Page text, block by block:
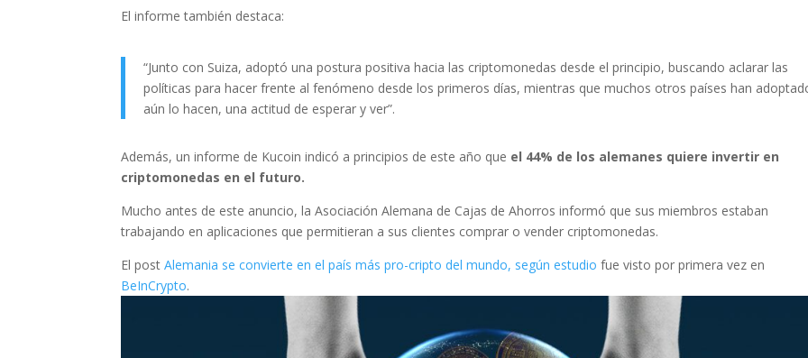
El informe también destaca:
“Junto con Suiza, adoptó una postura positiva hacia las criptomonedas desde el principio, buscando aclarar las
políticas para hacer frente al fenómeno desde los primeros días, mientras que muchos otros países han
aún lo hacen, una actitud de esperar y ver”.
Además, un informe de Kucoin indicó a principios de este año que el 44% de los alemanes quiere invertir en
criptomonedas en el futuro.
Mucho antes de este anuncio, la Asociación Alemana de Cajas de Ahorros informó que sus miembros estaban
trabajando en aplicaciones que permitieran a sus clientes comprar o vender criptomonedas.
El postAlemania se convierte en el país más pro-cripto del mundo, según estudio fue visto por primera vez en
BeInCrypto.